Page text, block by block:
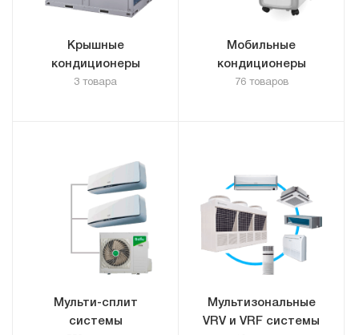
Крышные
кондиционеры
3 товара
Мобильные
кондиционеры
76 товаров
Мульти-сплит
системы
Мультизональные
VRV и VRF системы